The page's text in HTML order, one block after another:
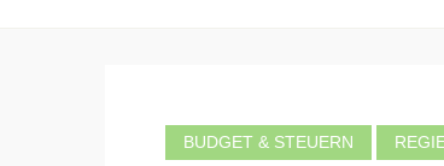
BUDGET & STEUERN